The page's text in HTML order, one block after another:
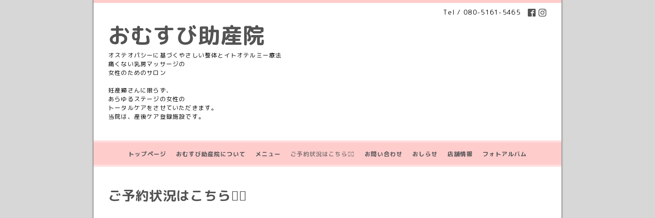
Tel / 080-5161-5465
おむすび助産院
オステオパシーに基づくやさしい整体とイトオテルミー療法
痛くない乳房マッサージの
女性のためのサロン
妊産婦さんに限らず、
あらゆるステージの女性の
トータルケアをさせていただきます。
当院は、産後ケア登録施設です。
トップページ おむすび助産院について メニュー ご予約状況はこちら💁‍♀️ お問い合わせ おしらせ 店舗情報 フォトアルバム
ご予約状況はこちら💁‍♀️